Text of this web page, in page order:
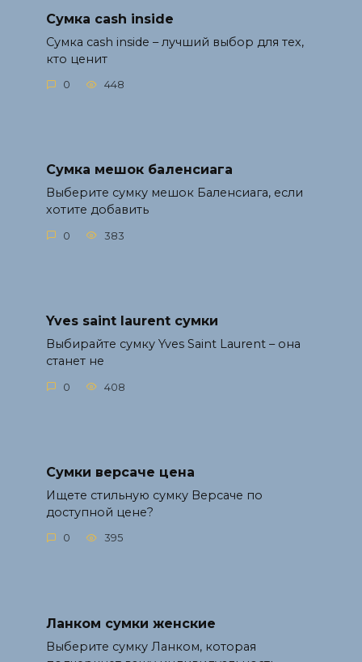
Сумка cash inside
Сумка cash inside – лучший выбор для тех,
кто ценит
0 448
Сумка мешок баленсиага
Выберите сумку мешок Баленсиага, если
хотите добавить
0 383
Yves saint laurent сумки
Выбирайте сумку Yves Saint Laurent – она
станет не
0 408
Сумки версаче цена
Ищете стильную сумку Версаче по
доступной цене?
0 395
Ланком сумки женские
Выберите сумку Ланком, которая